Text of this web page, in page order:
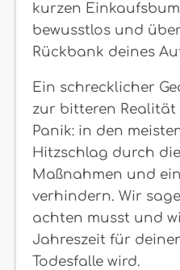
kurzen
bewusstlos und
Rückbank deines
Ein schrecklicher
zur bitteren Realität
Panik: in den
Hitzschlag durch
Maßnahmen und
verhindern. Wir
achten musst und
Jahreszeit für
Todesfalle wird.